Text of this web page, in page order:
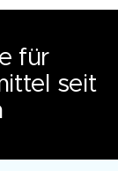
für
seit